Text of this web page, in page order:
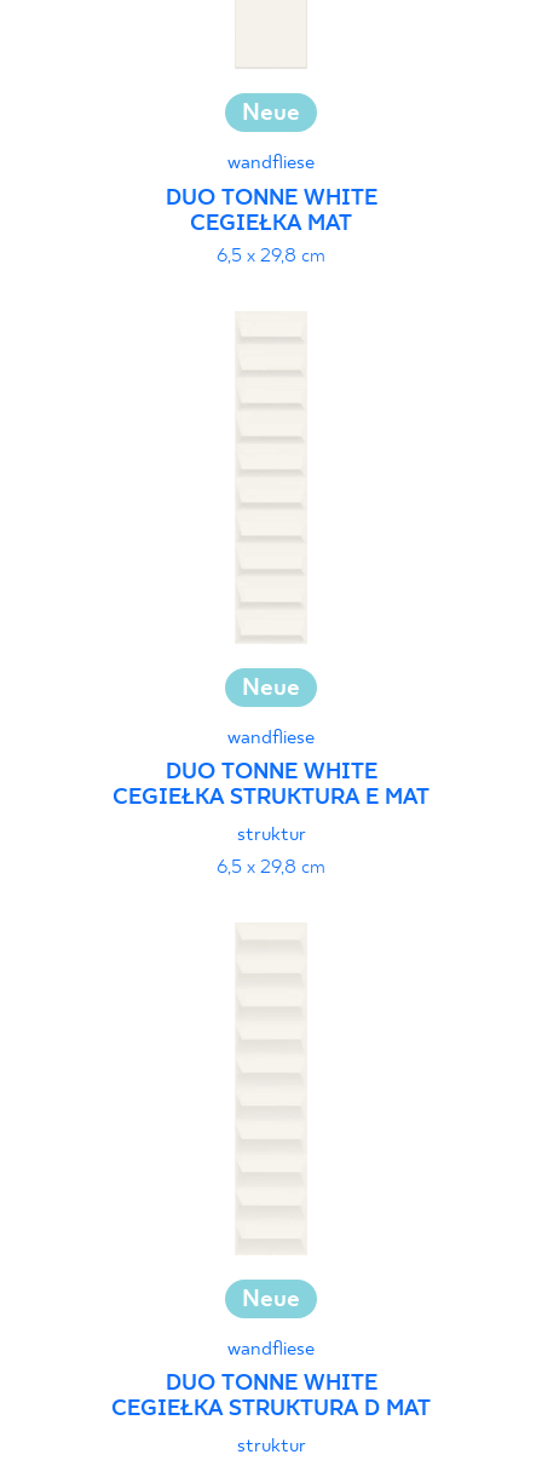
Neue
wandfliese
DUO TONNE WHITE
CEGIEŁKA MAT
6,5 x 29,8 cm
Neue
wandfliese
DUO TONNE WHITE
CEGIEŁKA STRUKTURA E MAT
struktur
6,5 x 29,8 cm
Neue
wandfliese
DUO TONNE WHITE
CEGIEŁKA STRUKTURA D MAT
struktur